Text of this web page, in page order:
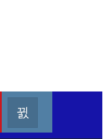
Kalesang TV
Join us on Youtube